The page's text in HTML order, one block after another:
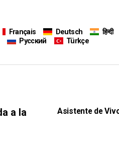
Français Deutsch हिन्दी
Русский
Türkçe
a la
Asistente de